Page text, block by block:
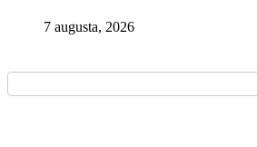
7 augusta, 2026